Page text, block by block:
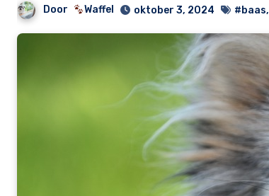
Door Waffel oktober 3, 2024 #baas,